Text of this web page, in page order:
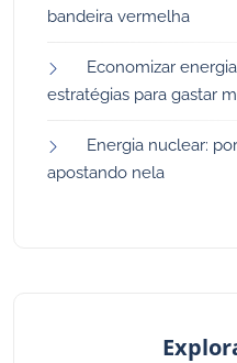
bandeira vermelha
Economizar
estratégias para gastar
Energia nuclear:
apostando nela